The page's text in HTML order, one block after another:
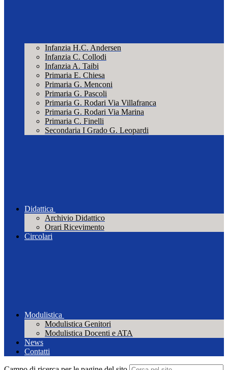
Infanzia H.C. Andersen
Infanzia C. Collodi
Infanzia A. Taibi
Primaria E. Chiesa
Primaria G. Menconi
Primaria G. Pascoli
Primaria G. Rodari Via Villafranca
Primaria G. Rodari Via Marina
Primaria C. Finelli
Secondaria I Grado G. Leopardi
Didattica
Archivio Didattico
Orari Ricevimento
Circolari
Modulistica
Modulistica Genitori
Modulistica Docenti e ATA
News
Contatti